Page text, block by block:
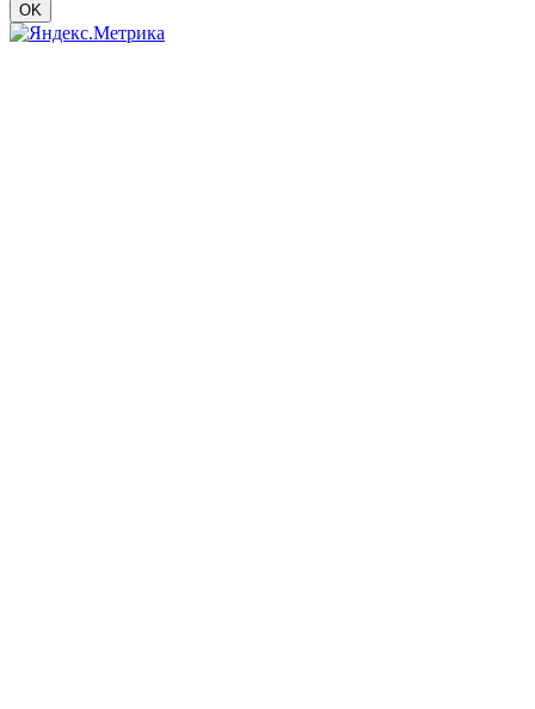
OK